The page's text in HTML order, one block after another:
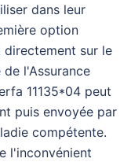
dans leur
option
sur le
l'Assurance
11135*04 peut
puis envoyée par
compétente.
l'inconvénient